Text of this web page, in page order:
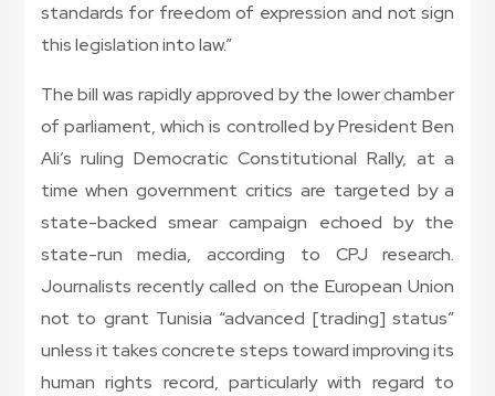
standards for freedom of expression and not sign
this legislation into law.”
The bill was rapidly approved by the lower chamber
of parliament, which is controlled by President Ben
Ali’s ruling Democratic Constitutional Rally, at a
time when government critics are targeted by a
state-backed smear campaign echoed by the
state-run media, according to CPJ research.
Journalists recently called on the European Union
not to grant Tunisia “advanced [trading] status”
unless it takes concrete steps toward improving its
human rights record, particularly with regard to